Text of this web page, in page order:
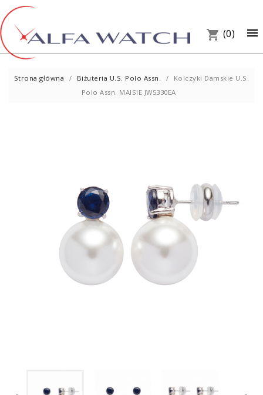

shopping_cart (0)
Strona główna Biżuteria U.S. Polo Assn.
Kolczyki Damskie U.S.
Polo Assn. MAISIE JW5330EA